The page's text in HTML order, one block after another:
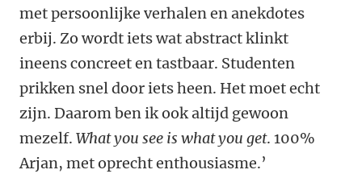
met persoonlijke verhalen en anekdotes
erbij. Zo wordt iets wat abstract klinkt
ineens concreet en tastbaar. Studenten
prikken snel door iets heen. Het moet echt
zijn. Daarom ben ik ook altijd gewoon
mezelf. What you see is what you get. 100%
Arjan, met oprecht enthousiasme.’